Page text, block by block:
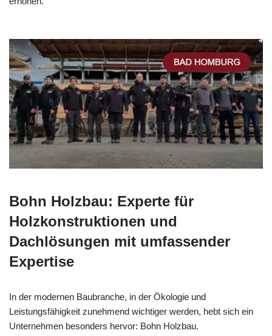
Bohn Holzbau: Experte für
Holzkonstruktionen und
Dachlösungen mit umfassender
Expertise
In der modernen Baubranche, in der Ökologie und
Leistungsfähigkeit zunehmend wichtiger werden, hebt sich ein
Unternehmen besonders hervor: Bohn Holzbau.